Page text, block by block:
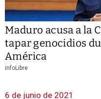
Maduro acusa a la
tapar genocidios
América
infoLibre
6 de junio de 2021